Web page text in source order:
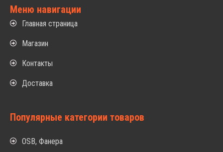
Меню навигации
Главная страница
Магазин
Контакты
Доставка
Популярные категории товаров
OSB, Фанера